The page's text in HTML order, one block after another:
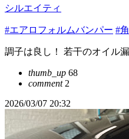
シルエイティ
#エアロフォルムバンパー #
調子は良し！ 若干のオイル
thumb_up 68
comment2
2026/03/07 20:32